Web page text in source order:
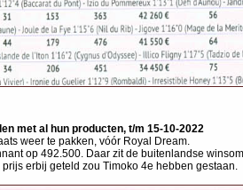
met al hun producten, t/m 15-10-2022
weer te pakken, vóór Royal Dream.
op 492.500. Daar zit de buitenlandse
erbij geteld zou Timoko 4e hebben gestaan.